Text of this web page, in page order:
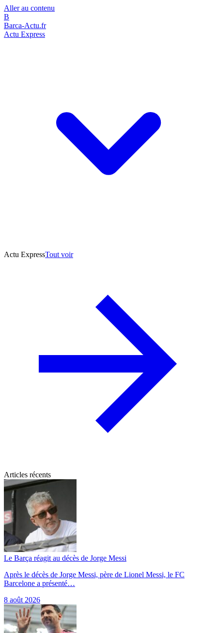
Aller au contenu
B
Barca-Actu.fr
Actu Express
Actu ExpressTout voir
Articles récents
Le Barça réagit au décès de Jorge Messi
Après le décès de Jorge Messi, père de Lionel Messi, le FC
Barcelone a présenté…
8 août 2026